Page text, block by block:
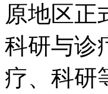
原地区正
科研与诊
疗、科研